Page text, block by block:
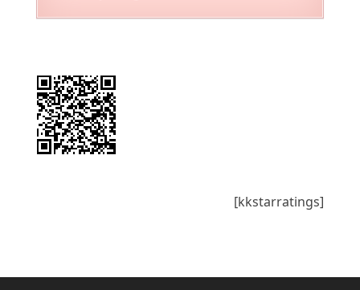
[kkstarratings]